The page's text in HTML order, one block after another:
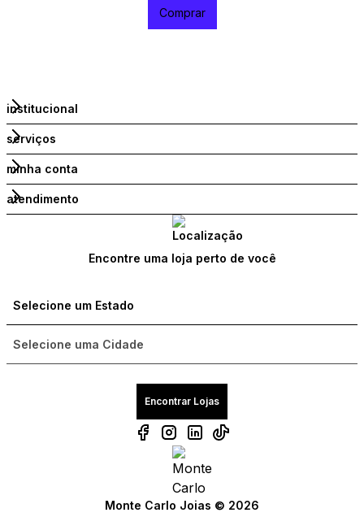
Compre com um Embaixador
Comprar
Compre com um Embaixador
institucional
serviços
minha conta
atendimento
Encontre uma loja perto de você
Encontrar Lojas
Monte Carlo Joias © 2026
Compre com um Embaixador